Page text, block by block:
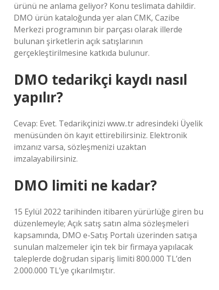
ürünü ne anlama geliyor? Konu teslimata dahildir.
DMO ürün kataloğunda yer alan CMK, Cazibe
Merkezi programının bir parçası olarak illerde
bulunan şirketlerin açık satışlarının
gerçekleştirilmesine katkıda bulunur.
DMO tedarikçi kaydı nasıl
yapılır?
Cevap: Evet. Tedarikçinizi www..tr adresindeki Üyelik
menüsünden ön kayıt ettirebilirsiniz. Elektronik
imzanız varsa, sözleşmenizi uzaktan
imzalayabilirsiniz.
DMO limiti ne kadar?
15 Eylül 2022 tarihinden itibaren yürürlüğe giren bu
düzenlemeyle; Açık satış satın alma sözleşmeleri
kapsamında, DMO e-Satış Portalı üzerinden satışa
sunulan malzemeler için tek bir firmaya yapılacak
taleplerde doğrudan sipariş limiti 800.000 TL’den
2.000.000 TL’ye çıkarılmıştır.